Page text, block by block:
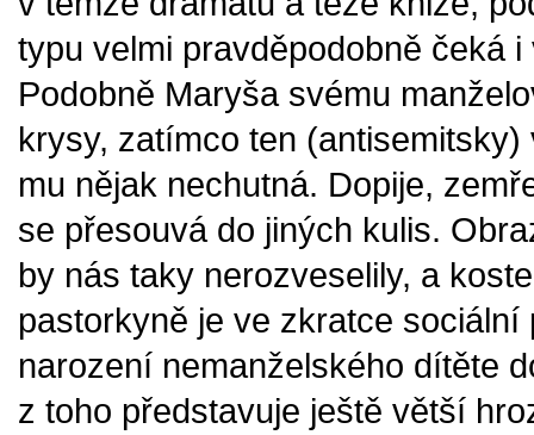
typu velmi pravděpodobně čeká
Podobně Maryša svému
krysy, zatímco ten
mu nějak nechutná. Dopije,
se přesouvá do jiných kulis.
by nás taky nerozveselily, a
pastorkyně je ve zkratce
narození nemanželského dítěte
z toho představuje ještě větší